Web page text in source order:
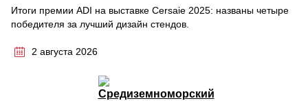
Итоги премии ADI на выставке Cersaie 2025: названы четыре
победителя за лучший дизайн стендов.
2 августа 2026